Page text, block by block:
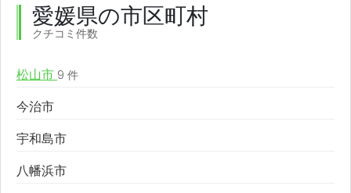
愛媛県の市区町村
クチコミ件数
松山市 9 件
今治市
宇和島市
八幡浜市